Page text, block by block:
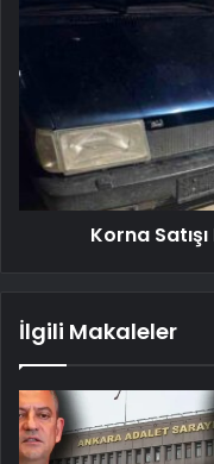
Korna Satışı
İlgili Makaleler